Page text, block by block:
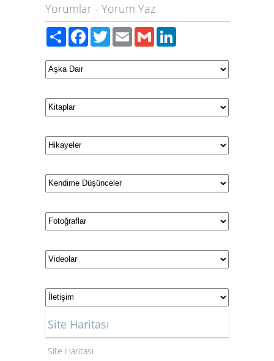
Yorumlar - Yorum Yaz
PaylaşFacebook
TwitterEmailGmail
Site Haritası
Site Haritası